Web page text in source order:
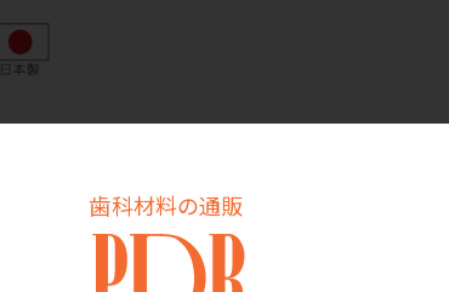
歯科材料の通販
温度／60℃ ●タフト（毛束）／27